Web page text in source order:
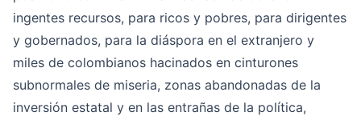
ingentes recursos, para ricos y pobres, para dirigentes
y gobernados, para la diáspora en el extranjero y
miles de colombianos hacinados en cinturones
subnormales de miseria, zonas abandonadas de la
inversión estatal y en las entrañas de la política,